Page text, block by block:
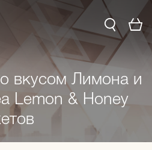
вкусом Лимона и
Lemon & Honey